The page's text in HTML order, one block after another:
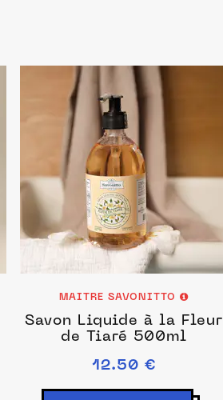
MAITRE SAVONITTO
Savon Liquide à la Fleur
de Tiaré 500ml
12.50 €